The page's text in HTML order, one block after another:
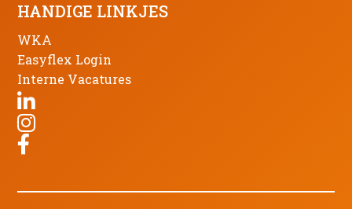
HANDIGE LINKJES
WKA
Easyflex Login
Interne Vacatures